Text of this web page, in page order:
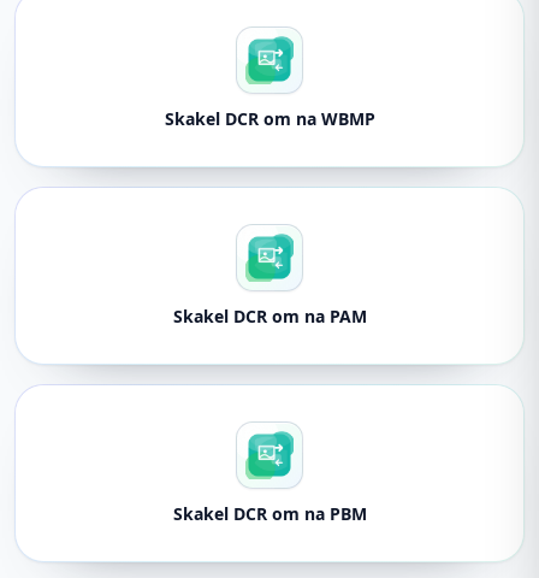
Skakel DCR om na WBMP
Skakel DCR om na PAM
Skakel DCR om na PBM